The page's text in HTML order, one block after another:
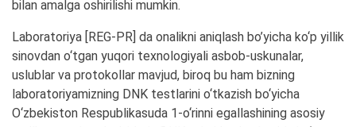
bilan amalga oshirilishi mumkin.
Laboratoriya [REG-PR] da onalikni aniqlash bo’yicha ko‘p yillik
sinovdan o‘tgan yuqori texnologiyali asbob-uskunalar,
uslublar va protokollar mavjud, biroq bu ham bizning
laboratoriyamizning DNK testlarini o‘tkazish bo‘yicha
O‘zbekiston Respublikasuda 1-o‘rinni egallashining asosiy